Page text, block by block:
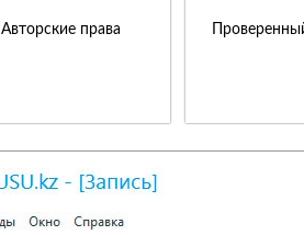
Авторские права